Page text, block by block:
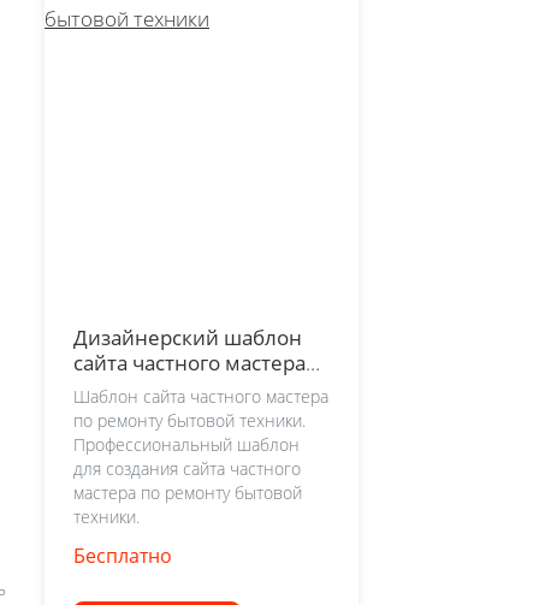
Дизайнерский шаблон
сайта частного мастера
по ремонту бытовой
техники
Шаблон сайта частного мастера
по ремонту бытовой техники.
Профессиональный шаблон
для создания сайта частного
мастера по ремонту бытовой
техники.
Бесплатно